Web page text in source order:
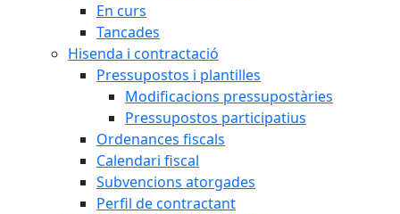
En curs
Tancades
Hisenda i contractació
Pressupostos i plantilles
Modificacions pressupostàries
Pressupostos participatius
Ordenances fiscals
Calendari fiscal
Subvencions atorgades
Perfil de contractant